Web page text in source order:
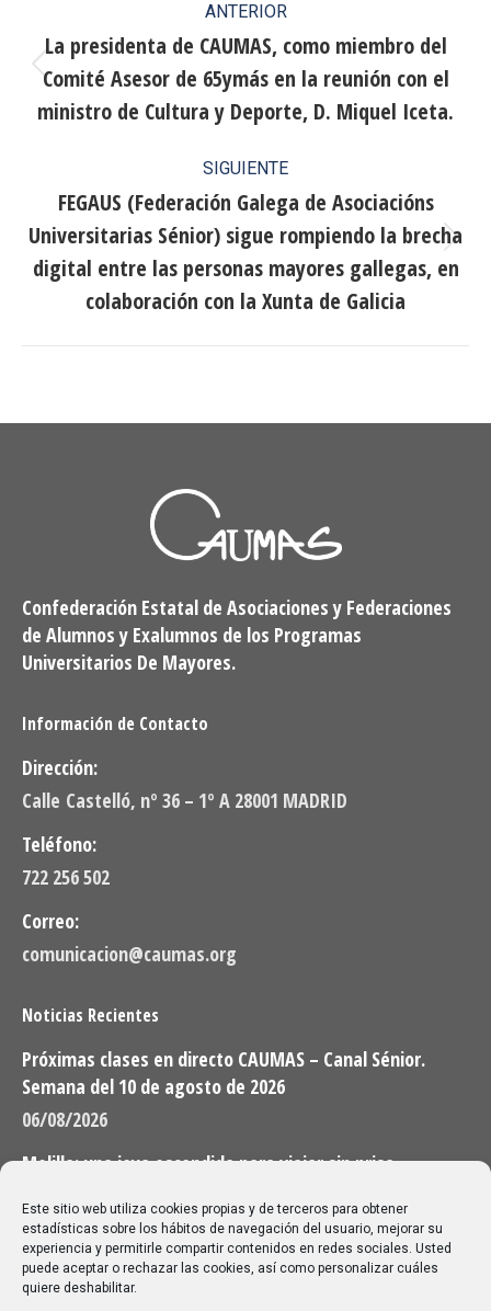
Este sitio web utiliza cookies propias y de terceros para obtener
estadísticas sobre los hábitos de navegación del usuario, mejorar su
experiencia y permitirle compartir contenidos en redes sociales. Usted
puede aceptar o rechazar las cookies, así como personalizar cuáles
quiere deshabilitar.
entre
publicaciones
ANTERIOR
Publicación
anterior:
La presidenta de CAUMAS, como miembro del
Comité Asesor de 65ymás en la reunión con el
ministro de Cultura y Deporte, D. Miquel Iceta.
SIGUIENTE
Publicación
siguiente:
FEGAUS (Federación Galega de Asociacións
Universitarias Sénior) sigue rompiendo la brecha
digital entre las personas mayores gallegas, en
colaboración con la Xunta de Galicia
Confederación Estatal de Asociaciones y Federaciones
de Alumnos y Exalumnos de los Programas
Universitarios De Mayores.
Información de Contacto
Dirección:
Calle Castelló, nº 36 – 1º A 28001 MADRID
Teléfono:
722 256 502
Correo:
comunicacion@caumas.org
Noticias Recientes
Próximas clases en directo CAUMAS – Canal Sénior.
Semana del 10 de agosto de 2026
06/08/2026
Melilla: una joya escondida para viajar sin prisa
28/07/2026
Buscar
Buscar: